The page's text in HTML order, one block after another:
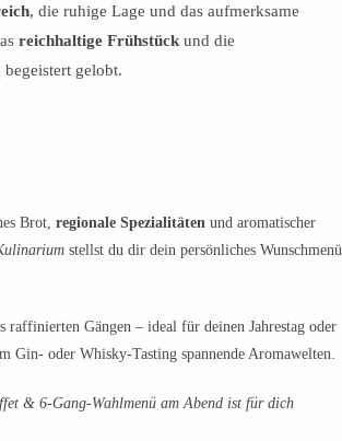
, die ruhige Lage und das aufmerksame
reichhaltige Frühstück und die
gelobt.
Brot, regionale Spezialitäten und aromatischer
stellst du dir dein persönliches Wunschmenü
Gängen – ideal für deinen Jahrestag oder
Gin- oder Whisky-Tasting spannende Aromawelten.
& 6-Gang-Wahlmenü am Abend ist für dich